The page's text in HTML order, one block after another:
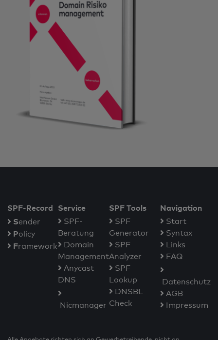
SPF-Record
Sender
Policy
Framework
Service
SPF-
Beratung
Domain
Management
Anycast
DNS
Nicmanager
SPF Tools
SPF
Generator
SPF
Analyzer
SPF
Lookup
DNSBL
Check
Navigation
Start
Syntax
Links
FAQ
Datenschutz
AGB
Impressum